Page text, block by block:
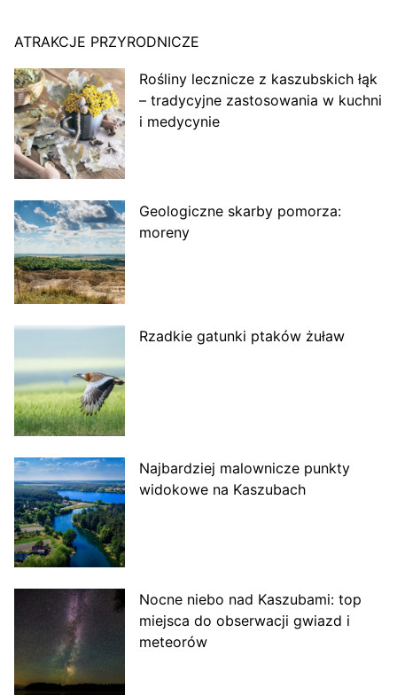
ATRAKCJE PRZYRODNICZE
Rośliny lecznicze z kaszubskich łąk
– tradycyjne zastosowania w kuchni
i medycynie
Geologiczne skarby pomorza:
moreny
Rzadkie gatunki ptaków żuław
Najbardziej malownicze punkty
widokowe na Kaszubach
Nocne niebo nad Kaszubami: top
miejsca do obserwacji gwiazd i
meteorów